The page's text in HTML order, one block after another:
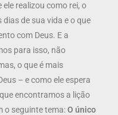
realizou como rei, o
de sua vida e o que
com Deus. E a
para isso, não
o que é mais
– e como ele espera
encontramos a lição
o seguinte tema:O único